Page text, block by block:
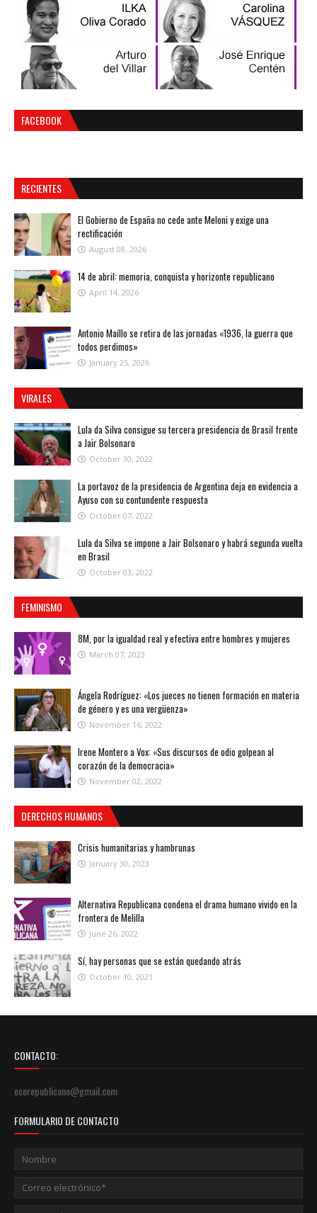
FACEBOOK
RECIENTES
El Gobierno de España no cede ante Meloni y exige una
rectificación
August 08, 2026
14 de abril: memoria, conquista y horizonte republicano
April 14, 2026
Antonio Maíllo se retira de las jornadas «1936, la guerra que
todos perdimos»
January 25, 2026
VIRALES
Lula da Silva consigue su tercera presidencia de Brasil frente
a Jair Bolsonaro
October 30, 2022
La portavoz de la presidencia de Argentina deja en evidencia a
Ayuso con su contundente respuesta
October 07, 2022
Lula da Silva se impone a Jair Bolsonaro y habrá segunda vuelta
en Brasil
October 03, 2022
FEMINISMO
8M, por la igualdad real y efectiva entre hombres y mujeres
March 07, 2023
Ángela Rodríguez: «Los jueces no tienen formación en materia
de género y es una vergüenza»
November 16, 2022
Irene Montero a Vox: «Sus discursos de odio golpean al
corazón de la democracia»
November 02, 2022
DERECHOS HUMANOS
Crisis humanitarias y hambrunas
January 30, 2023
Alternativa Republicana condena el drama humano vivido en la
frontera de Melilla
June 26, 2022
Sí, hay personas que se están quedando atrás
October 10, 2021
CONTACTO:
ecorepublicano@gmail.com
FORMULARIO DE CONTACTO